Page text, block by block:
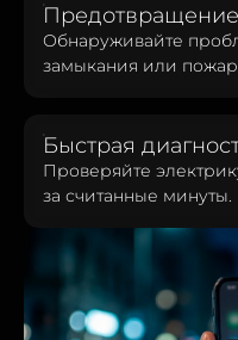
Обнаруживайте
замыкания или
Быстрая
Проверяйте
за считанные минуты.